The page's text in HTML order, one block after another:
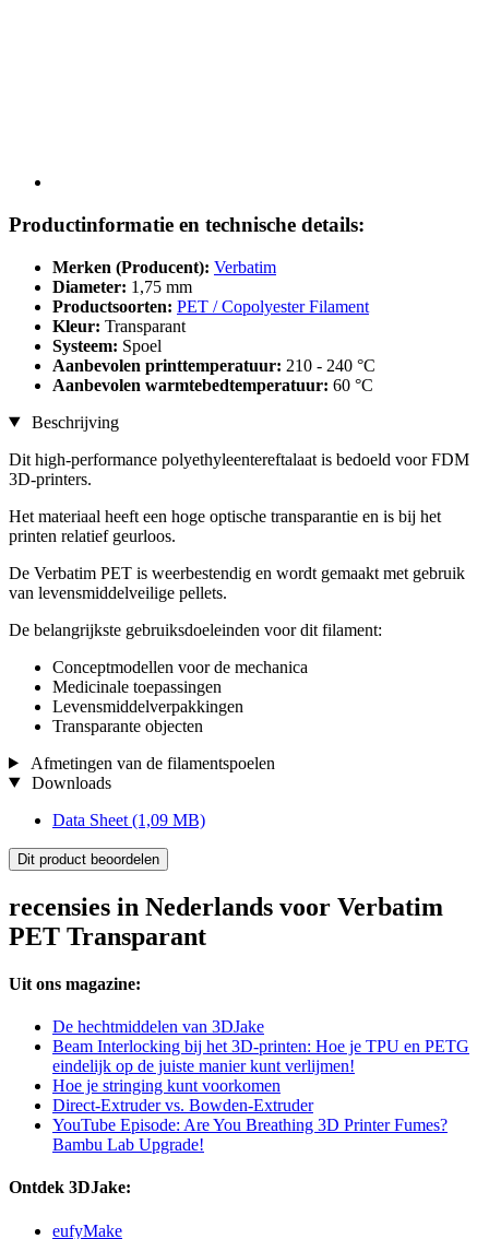
Productinformatie en technische details:
Merken (Producent): Verbatim
Diameter: 1,75 mm
Productsoorten: PET / Copolyester Filament
Kleur: Transparant
Systeem: Spoel
Aanbevolen printtemperatuur: 210 - 240 °C
Aanbevolen warmtebedtemperatuur: 60 °C
Beschrijving
Dit high-performance polyethyleentereftalaat is bedoeld voor FDM
3D-printers.
Het materiaal heeft een hoge optische transparantie en is bij het
printen relatief geurloos.
De Verbatim PET is weerbestendig en wordt gemaakt met gebruik
van levensmiddelveilige pellets.
De belangrijkste gebruiksdoeleinden voor dit filament:
Conceptmodellen voor de mechanica
Medicinale toepassingen
Levensmiddelverpakkingen
Transparante objecten
Afmetingen van de filamentspoelen
Downloads
Data Sheet (1,09 MB)
Dit product beoordelen
recensies in Nederlands voor Verbatim
PET Transparant
Uit ons magazine:
De hechtmiddelen van 3DJake
Beam Interlocking bij het 3D-printen: Hoe je TPU en PETG
eindelijk op de juiste manier kunt verlijmen!
Hoe je stringing kunt voorkomen
Direct-Extruder vs. Bowden-Extruder
YouTube Episode: Are You Breathing 3D Printer Fumes?
Bambu Lab Upgrade!
Ontdek 3DJake:
eufyMake